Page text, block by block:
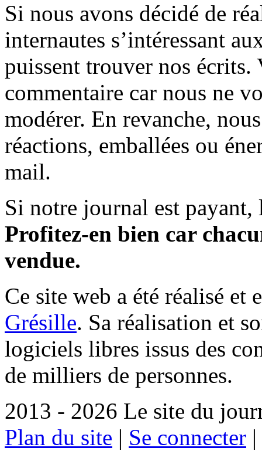
Si nous avons décidé de
internautes s’intéressant
puissent trouver nos écrits.
commentaire car nous ne
modérer. En revanche,
réactions, emballées ou
mail.
Si notre journal est payant,
Profitez-en bien car
vendue.
Ce site web a été réalisé et
Grésille. Sa réalisation et
logiciels libres issus des
de milliers de personnes.
2013 - 2026 Le site du
Plan du site | Se connecter |